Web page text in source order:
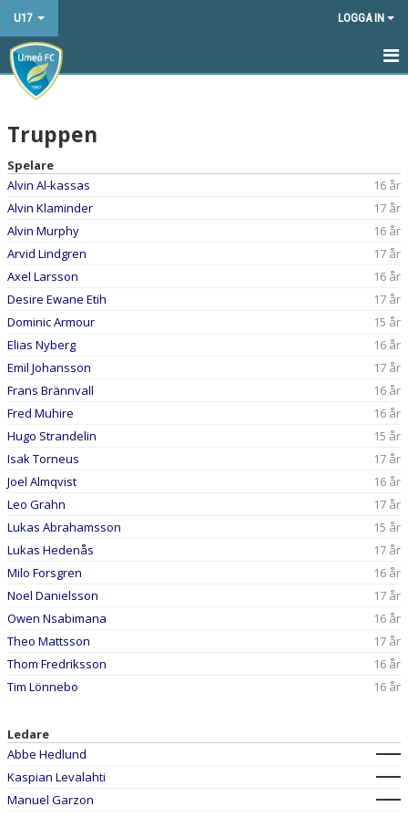
U17 LOGGA IN
HEM
NYHETER
KALENDER
MATCHER
TRUPPEN
DOKUMENT
KONTAKT
Truppen
Spelare
Alvin Al-kassas
16 år
Alvin Klaminder
17 år
Alvin Murphy
16 år
Arvid Lindgren
17 år
Axel Larsson
16 år
Desire Ewane Etih
17 år
Dominic Armour
15 år
Elias Nyberg
16 år
Emil Johansson
17 år
Frans Brännvall
16 år
Fred Muhire
16 år
Hugo Strandelin
15 år
Isak Torneus
17 år
Joel Almqvist
16 år
Leo Grahn
17 år
Lukas Abrahamsson
15 år
Lukas Hedenås
17 år
Milo Forsgren
16 år
Noel Danielsson
17 år
Owen Nsabimana
16 år
Theo Mattsson
17 år
Thom Fredriksson
16 år
Tim Lönnebo
16 år
Ledare
Abbe Hedlund
Kaspian Levalahti
Manuel Garzon